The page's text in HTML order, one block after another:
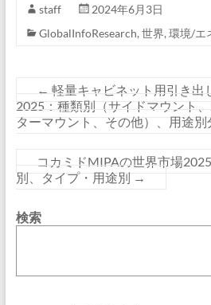
staff
2024年6月3日
GlobalInfoResearch, 世界, 環境/エ
← 軽量キャビネット用引き出
2025：種類別（サイドマウント
ターマウント、その他）、用途別
コカミドMIPAの世界市場
別、タイプ・用途別 →
検索